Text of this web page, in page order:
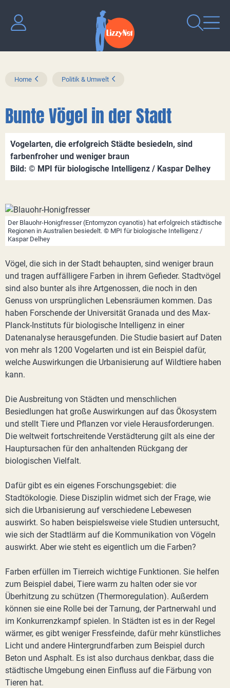
Home Politik & Umwelt
Bunte Vögel in der Stadt
Vogelarten, die erfolgreich Städte besiedeln, sind
farbenfroher und weniger braun
Bild: © MPI für biologische Intelligenz / Kaspar Delhey
Der Blauohr-Honigfresser (Entomyzon cyanotis) hat erfolgreich städtische
Regionen in Australien besiedelt. © MPI für biologische Intelligenz /
Kaspar Delhey
Vögel, die sich in der Stadt behaupten, sind weniger braun
und tragen auffälligere Farben in ihrem Gefieder. Stadtvögel
sind also bunter als ihre Artgenossen, die noch in den
Genuss von ursprünglichen Lebensräumen kommen. Das
haben Forschende der Universität Granada und des Max-
Planck-Instituts für biologische Intelligenz in einer
Datenanalyse herausgefunden. Die Studie basiert auf Daten
von mehr als 1200 Vogelarten und ist ein Beispiel dafür,
welche Auswirkungen die Urbanisierung auf Wildtiere haben
kann.
Die Ausbreitung von Städten und menschlichen
Besiedlungen hat große Auswirkungen auf das Ökosystem
und stellt Tiere und Pflanzen vor viele Herausforderungen.
Die weltweit fortschreitende Verstädterung gilt als eine der
Hauptursachen für den anhaltenden Rückgang der
biologischen Vielfalt.
Dafür gibt es ein eigenes Forschungsgebiet: die
Stadtökologie. Diese Disziplin widmet sich der Frage, wie
sich die Urbanisierung auf verschiedene Lebewesen
auswirkt. So haben beispielsweise viele Studien untersucht,
wie sich der Stadtlärm auf die Kommunikation von Vögeln
auswirkt. Aber wie steht es eigentlich um die Farben?
Farben erfüllen im Tierreich wichtige Funktionen. Sie helfen
zum Beispiel dabei, Tiere warm zu halten oder sie vor
Überhitzung zu schützen (Thermoregulation). Außerdem
können sie eine Rolle bei der Tarnung, der Partnerwahl und
im Konkurrenzkampf spielen. In Städten ist es in der Regel
wärmer, es gibt weniger Fressfeinde, dafür mehr künstliches
Licht und andere Hintergrundfarben zum Beispiel durch
Beton und Asphalt. Es ist also durchaus denkbar, dass die
städtische Umgebung einen Einfluss auf die Färbung von
Tieren hat.